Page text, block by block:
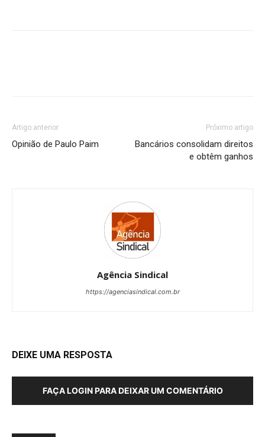
Artigo anterior
Opinião de Paulo Paim
Próximo artigo
Bancários consolidam direitos
e obtêm ganhos
Agência Sindical
https://agenciasindical.com.br
DEIXE UMA RESPOSTA
FAÇA LOGIN PARA DEIXAR UM COMENTÁRIO